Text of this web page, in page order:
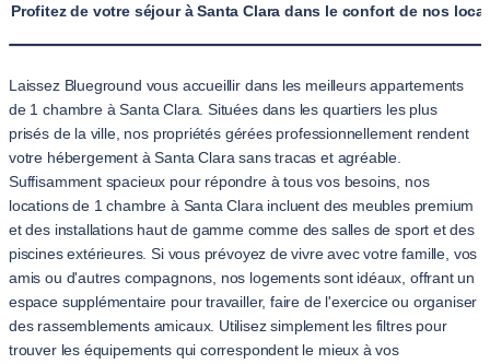
Profitez de votre séjour à Santa Clara dans le confort de nos
Laissez Blueground vous accueillir dans les meilleurs appartements
de 1 chambre à Santa Clara. Situées dans les quartiers les plus
prisés de la ville, nos propriétés gérées professionnellement rendent
votre hébergement à Santa Clara sans tracas et agréable.
Suffisamment spacieux pour répondre à tous vos besoins, nos
locations de 1 chambre à Santa Clara incluent des meubles premium
et des installations haut de gamme comme des salles de sport et des
piscines extérieures. Si vous prévoyez de vivre avec votre famille, vos
amis ou d'autres compagnons, nos logements sont idéaux, offrant un
espace supplémentaire pour travailler, faire de l'exercice ou organiser
des rassemblements amicaux. Utilisez simplement les filtres pour
trouver les équipements qui correspondent le mieux à vos